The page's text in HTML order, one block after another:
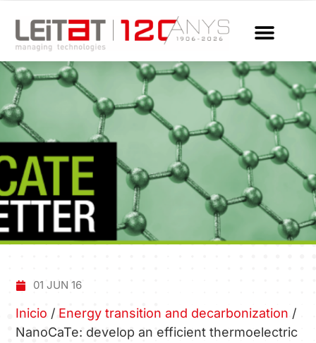
01 JUN 16
Inicio / Energy transition and decarbonization /
NanoCaTe: develop an efficient thermoelectric